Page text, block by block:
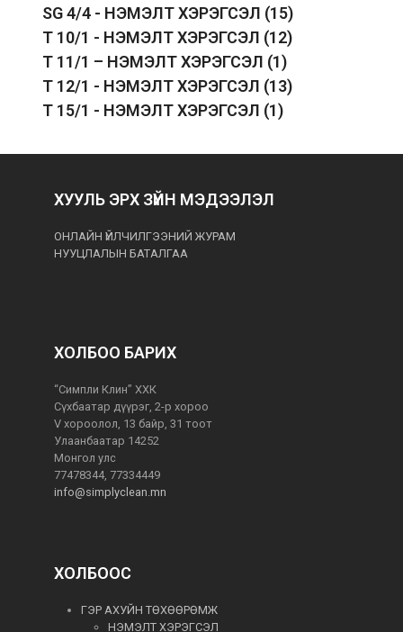
SG 4/4 - НЭМЭЛТ ХЭРЭГСЭЛ (15)
T 10/1 - НЭМЭЛТ ХЭРЭГСЭЛ (12)
T 11/1 – НЭМЭЛТ ХЭРЭГСЭЛ (1)
T 12/1 - НЭМЭЛТ ХЭРЭГСЭЛ (13)
T 15/1 - НЭМЭЛТ ХЭРЭГСЭЛ (1)
ХУУЛЬ ЭРХ ЗҮЙН МЭДЭЭЛЭЛ
ОНЛАЙН ҮЙЛЧИЛГЭЭНИЙ ЖУРАМ
НУУЦЛАЛЫН БАТАЛГАА
ХОЛБОО БАРИХ
“Симпли Клин” ХХК
Сүхбаатар дүүрэг, 2-р хороо
V хороолол, 13 байр, 31 тоот
Улаанбаатар 14252
Монгол улс
77478344, 77334449
info@simplyclean.mn
ХОЛБООС
ГЭР АХУЙН ТӨХӨӨРӨМЖ
НЭМЭЛТ ХЭРЭГСЭЛ